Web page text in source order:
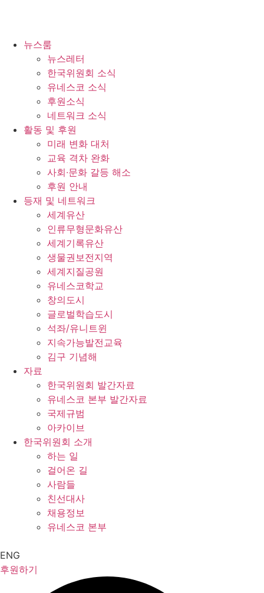
뉴스룸
뉴스레터
한국위원회 소식
유네스코 소식
후원소식
네트워크 소식
활동 및 후원
미래 변화 대처
교육 격차 완화
사회∙문화 갈등 해소
후원 안내
등재 및 네트워크
세계유산
인류무형문화유산
세계기록유산
생물권보전지역
세계지질공원
유네스코학교
창의도시
글로벌학습도시
석좌/유니트윈
지속가능발전교육
김구 기념해
자료
한국위원회 발간자료
유네스코 본부 발간자료
국제규범
아카이브
한국위원회 소개
하는 일
걸어온 길
사람들
친선대사
채용정보
유네스코 본부
ENG
후원하기